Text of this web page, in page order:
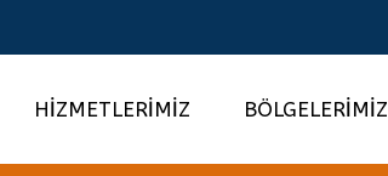
HİZMETLERİMİZ BÖLGELERİMİZ